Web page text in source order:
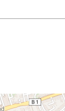
depuis la